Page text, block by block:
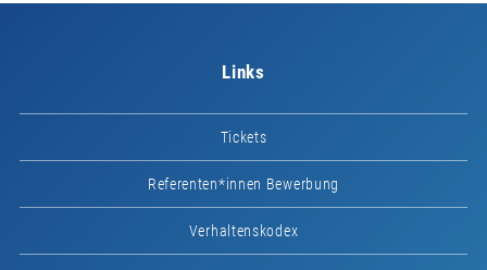
Links
Tickets
Referenten*innen Bewerbung
Verhaltenskodex